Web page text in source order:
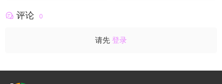
评论 0
请先 登录